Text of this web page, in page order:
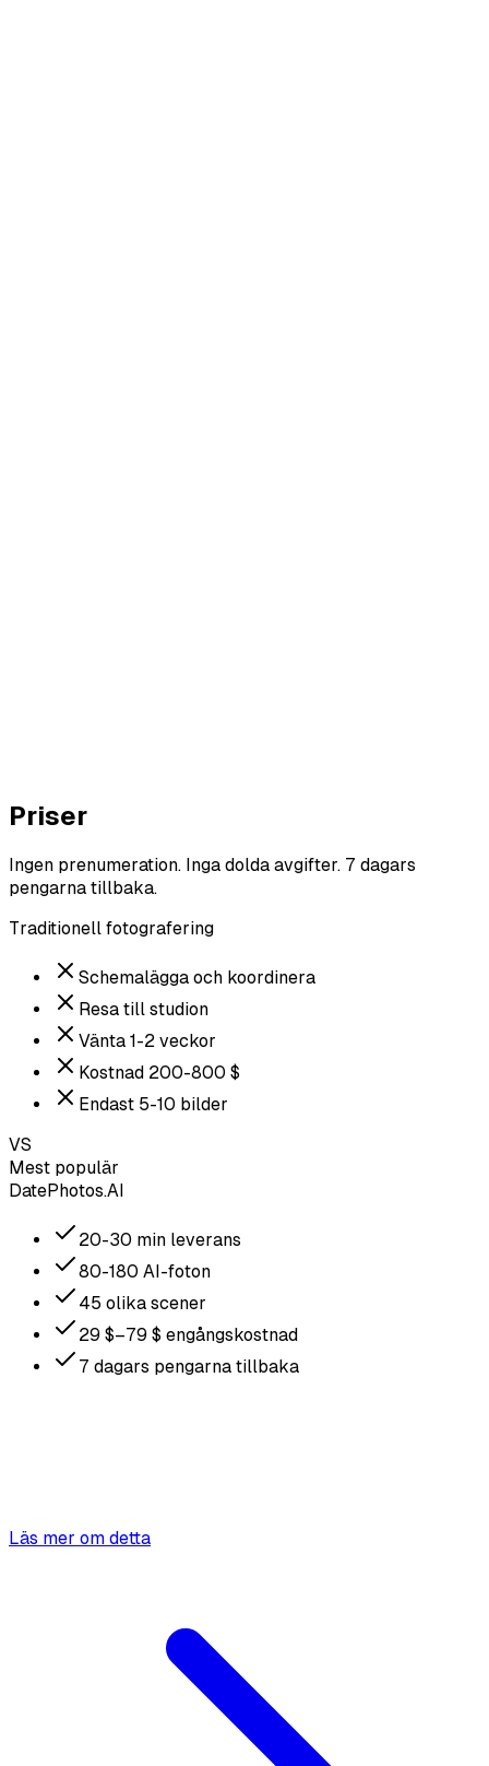
Priser
Ingen prenumeration. Inga dolda avgifter. 7 dagars
pengarna tillbaka.
Traditionell fotografering
Schemalägga och koordinera
Resa till studion
Vänta 1-2 veckor
Kostnad 200-800 $
Endast 5-10 bilder
VS
Mest populär
DatePhotos.AI
20-30 min leverans
80-180 AI-foton
45 olika scener
29 $–79 $ engångskostnad
7 dagars pengarna tillbaka
Läs mer om detta